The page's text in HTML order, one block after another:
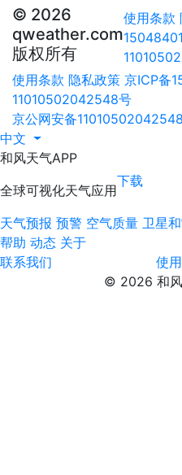
© 2026
qweather.com
版权所有
使用条款
使用条款 隐私政策 京ICP备
11010502042548号
京公网安备
中文
和风天气APP
全球可视化天气应用
下载
天气预报 预警 空气质量 卫星
帮助 动态 关于
联系我们
使
© 2026 和